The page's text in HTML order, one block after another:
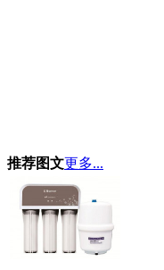
推荐图文更多...